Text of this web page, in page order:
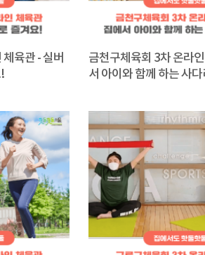
육관 - 실버
금천구체육회 3차 온라
서 아이와 함께 하는 사